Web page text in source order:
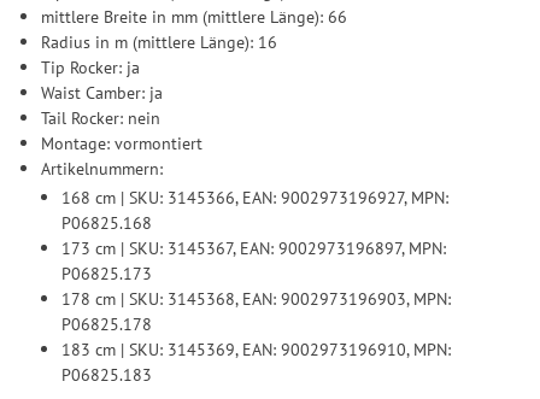
mittlere Breite in mm (mittlere Länge): 66
Radius in m (mittlere Länge): 16
Tip Rocker: ja
Waist Camber: ja
Tail Rocker: nein
Montage: vormontiert
Artikelnummern:
168 cm | SKU: 3145366, EAN: 9002973196927, MPN:
P06825.168
173 cm | SKU: 3145367, EAN: 9002973196897, MPN:
P06825.173
178 cm | SKU: 3145368, EAN: 9002973196903, MPN:
P06825.178
183 cm | SKU: 3145369, EAN: 9002973196910, MPN:
P06825.183